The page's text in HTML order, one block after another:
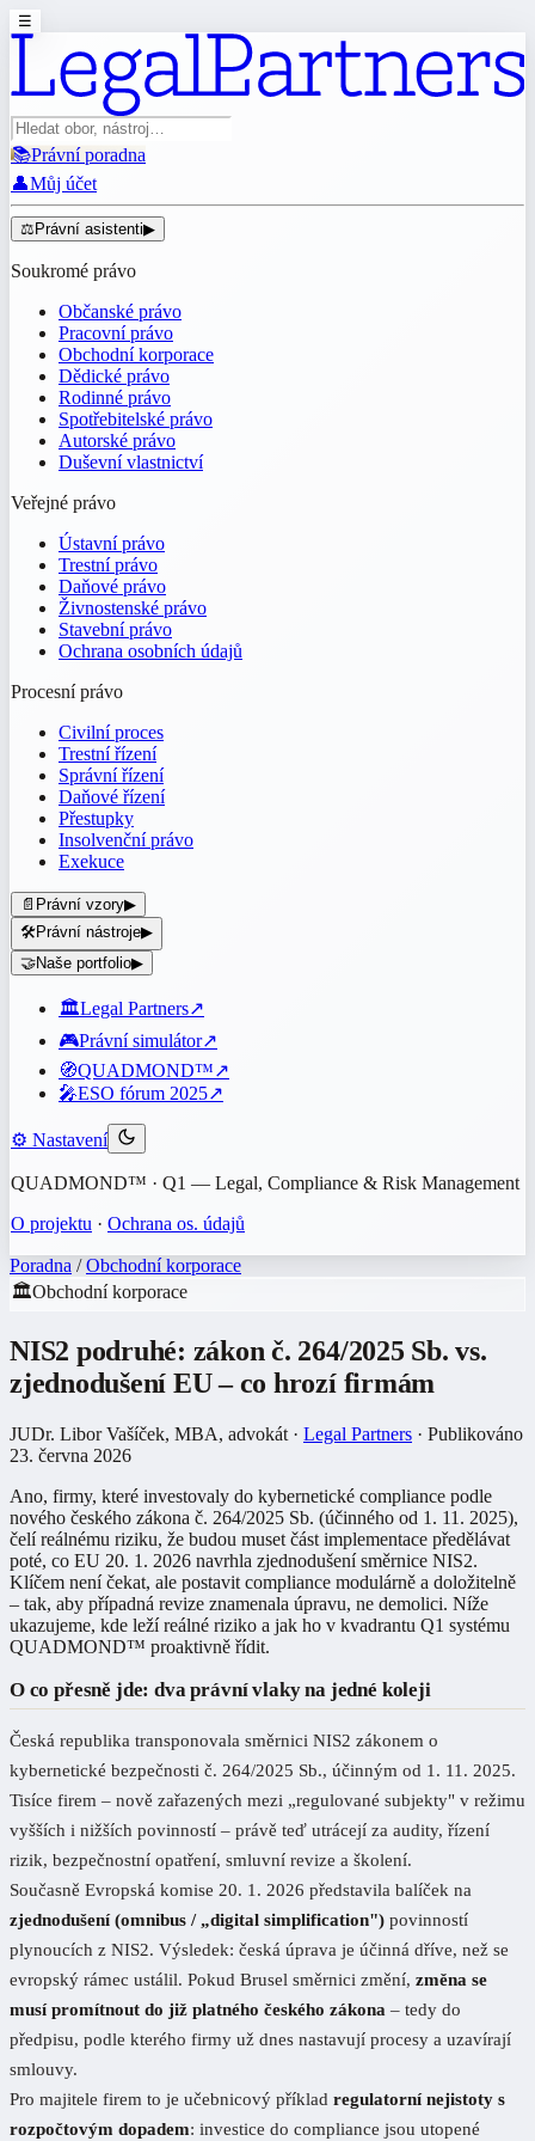
☰
📚Právní poradna
👤Můj účet
⚖️ Právní asistenti▶
Soukromé právo
Občanské právo
Pracovní právo
Obchodní korporace
Dědické právo
Rodinné právo
Spotřebitelské právo
Autorské právo
Duševní vlastnictví
Veřejné právo
Ústavní právo
Trestní právo
Daňové právo
Živnostenské právo
Stavební právo
Ochrana osobních údajů
Procesní právo
Civilní proces
Trestní řízení
Správní řízení
Daňové řízení
Přestupky
Insolvenční právo
Exekuce
📄 Právní vzory▶
🛠️Právní nástroje▶
🤝Naše portfolio▶
🏛️Legal Partners↗
🎮Právní simulátor↗
🧭QUADMOND™↗
🎤ESO fórum 2025↗
⚙️ Nastavení
QUADMOND™ · Q1 — Legal, Compliance & Risk Management
O projektu · Ochrana os. údajů
Poradna / Obchodní korporace
🏛️Obchodní korporace
NIS2 podruhé: zákon č. 264/2025 Sb. vs.
zjednodušení EU – co hrozí firmám
JUDr. Libor Vašíček, MBA, advokát · Legal Partners · Publikováno
23. června 2026
Ano, firmy, které investovaly do kybernetické compliance podle
nového českého zákona č. 264/2025 Sb. (účinného od 1. 11. 2025),
čelí reálnému riziku, že budou muset část implementace předělávat
poté, co EU 20. 1. 2026 navrhla zjednodušení směrnice NIS2.
Klíčem není čekat, ale postavit compliance modulárně a doložitelně
– tak, aby případná revize znamenala úpravu, ne demolici. Níže
ukazujeme, kde leží reálné riziko a jak ho v kvadrantu Q1 systému
QUADMOND™ proaktivně řídit.
O co přesně jde: dva právní vlaky na jedné koleji
Česká republika transponovala směrnici NIS2 zákonem o
kybernetické bezpečnosti č. 264/2025 Sb., účinným od 1. 11. 2025.
Tisíce firem – nově zařazených mezi „regulované subjekty" v režimu
vyšších i nižších povinností – právě teď utrácejí za audity, řízení
rizik, bezpečnostní opatření, smluvní revize a školení.
Současně Evropská komise 20. 1. 2026 představila balíček na
zjednodušení (omnibus / „digital simplification") povinností
plynoucích z NIS2. Výsledek: česká úprava je účinná dříve, než se
evropský rámec ustálil. Pokud Brusel směrnici změní, změna se
musí promítnout do již platného českého zákona – tedy do
předpisu, podle kterého firmy už dnes nastavují procesy a uzavírají
smlouvy.
Pro majitele firem to je učebnicový příklad regulatorní nejistoty s
rozpočtovým dopadem: investice do compliance jsou utopené